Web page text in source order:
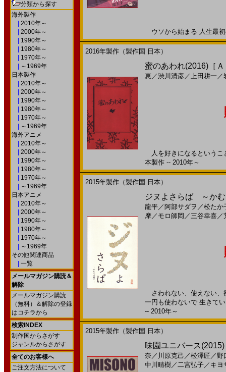
分類から探す
海外製作
2010年～
2000年～
1990年～
1980年～
1970年～
～1969年
日本製作
2010年～
2000年～
1990年～
1980年～
1970年～
～1969年
海外アニメ
2010年～
2000年～
1990年～
1980年～
1970年～
～1969年
日本アニメ
2010年～
2000年～
1990年～
1980年～
1970年～
～1969年
その他関連商品
一覧
メールマガジン購読＆
解除
メールマガジン購読
（無料）＆解除の登録
はコチラから
検索INDEX
制作国からさがす
ジャンルからさがす
全てのお客様へ
ご注文方法について
ウソから始まる 人生最
2016年製作（製作国 日本）
蜜のあわれ(2016)［
恵／渋川清彦／上田耕一 ／
人を好きになるという
本製作 -- 2010年～
2015年製作（製作国 日本）
ジヌよさらば ～かむ
龍平／ 阿部サダヲ ／松たか
摩／ モロ師岡 ／三谷幸喜／
さわれない、使えない、
一円も使わないで 生きて
-- 2010年～
2015年製作（製作国 日本）
味園ユニバース
奈 ／ 川原克己 ／松澤匠 ／ 野
中川晴樹／二宮弘子／ キヨ